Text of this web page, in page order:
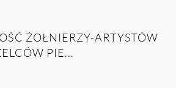
ŻOŁNIERZY-ARTYSTÓW
PIE...